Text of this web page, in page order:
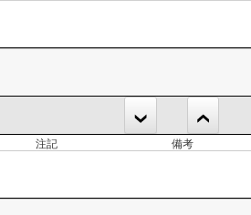
注記 備考